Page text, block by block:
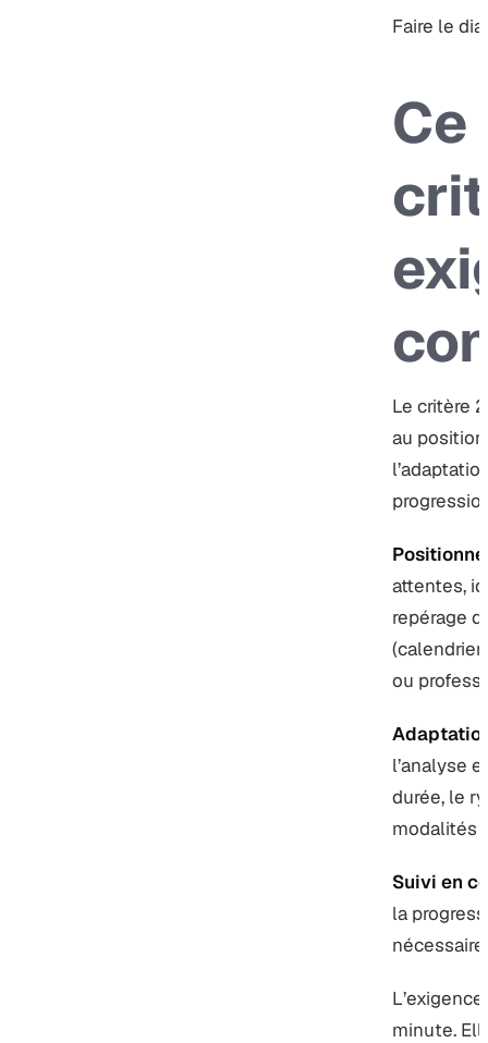
Faire le
Ce
Le critère
au
attentes,
repérage
ou
l’analyse
durée, le
modalités
Suivi en
la
nécessaire.
minute.